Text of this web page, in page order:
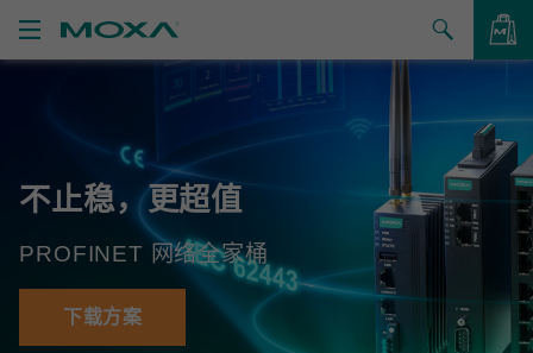
持
何购买
于我们
不止稳，更超值
PROFINET 网络全家桶
下载方案
查看询价